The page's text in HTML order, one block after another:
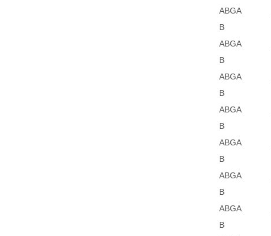
ABGA
B
ABGA
B
ABGA
B
ABGA
B
ABGA
B
ABGA
B
ABGA
B